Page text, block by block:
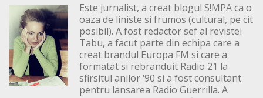
Este jurnalist, a creat blogul S!MPA ca o
oaza de liniste si frumos (cultural, pe cit
posibil). A fost redactor sef al revistei
Tabu, a facut parte din echipa care a
creat brandul Europa FM si care a
formatat si rebranduit Radio 21 la
sfirsitul anilor ‘90 si a fost consultant
pentru lansarea Radio Guerrilla. A